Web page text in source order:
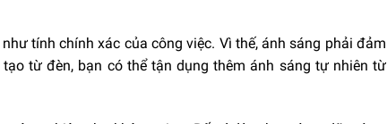
tính chính xác của công việc. Vì thế, ánh sáng phải đảm
từ đèn, bạn có thể tận dụng thêm ánh sáng tự nhiên từ